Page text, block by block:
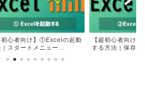
初心者向け】①Excelの起動
｜スタートメニュー...
【超初心者向け
する方法｜保存せ